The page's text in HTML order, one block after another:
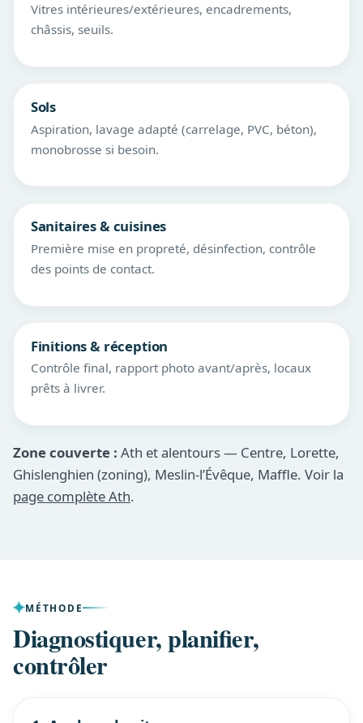
Vitres intérieures/extérieures, encadrements,
châssis, seuils.
Sols
Aspiration, lavage adapté (carrelage, PVC, béton),
monobrosse si besoin.
Sanitaires & cuisines
Première mise en propreté, désinfection, contrôle
des points de contact.
Finitions & réception
Contrôle final, rapport photo avant/après, locaux
prêts à livrer.
Zone couverte : Ath et alentours — Centre, Lorette,
Ghislenghien (zoning), Meslin-l’Évêque, Maffle. Voir la
page complète Ath.
MÉTHODE
Diagnostiquer, planifier,
contrôler